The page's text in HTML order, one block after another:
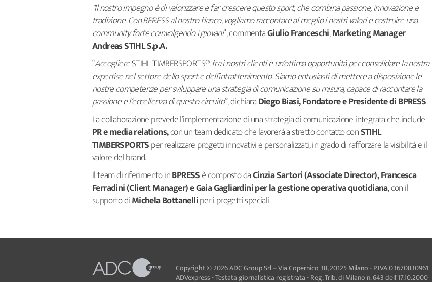
"Il nostro impegno è di valorizzare e far crescere questo sport, che combina passione, innovazione e
tradizione. Con BPRESS al nostro fianco, vogliamo raccontare al meglio i nostri valori e costruire una
community forte coinvolgendo i giovani”, commentaGiulio Franceschi,Marketing Manager
Andreas STIHL S.p.A.
“AccogliereSTIHL TIMBERSPORTS® fra i nostri clienti è un’ottima opportunità per consolidare la nostra
expertise nel settore dello sport e dell’intrattenimento. Siamo entusiasti di mettere a disposizione le
nostre competenze per sviluppare una strategia di comunicazione su misura, capace di raccontare la
passione e l’eccellenza di questo circuito”, dichiaraDiego Biasi, Fondatore e Presidente di BPRESS.
La collaborazione prevede l’implementazione di una strategia di comunicazione integrata che include
PR e media relations,con un team dedicato che lavorerà a stretto contatto conSTIHL
TIMBERSPORTSper realizzare progetti innovativi e personalizzati, in grado di rafforzare la visibilità e il
valore del brand.
Il team di riferimento inBPRESSè composto daCinzia Sartori (Associate Director), Francesca
Ferradini (Client Manager) e Gaia Gagliardini per la gestione operativa quotidiana, con il
supporto diMichela Bottanelliper i progetti speciali.
Copyright © 2026 ADC Group Srl – Via Copernico 38, 20125 Milano - P.IVA 03670830961
ADVexpress - Testata giornalistica registrata - Reg. Trib. di Milano n. 643 dell'17.10.2000